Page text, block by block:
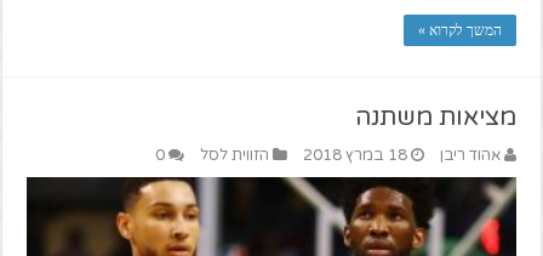
המשך לקרוא »
מציאות משתנה
אהוד ריבן 18 במרץ 2018 הזווית לסל 0